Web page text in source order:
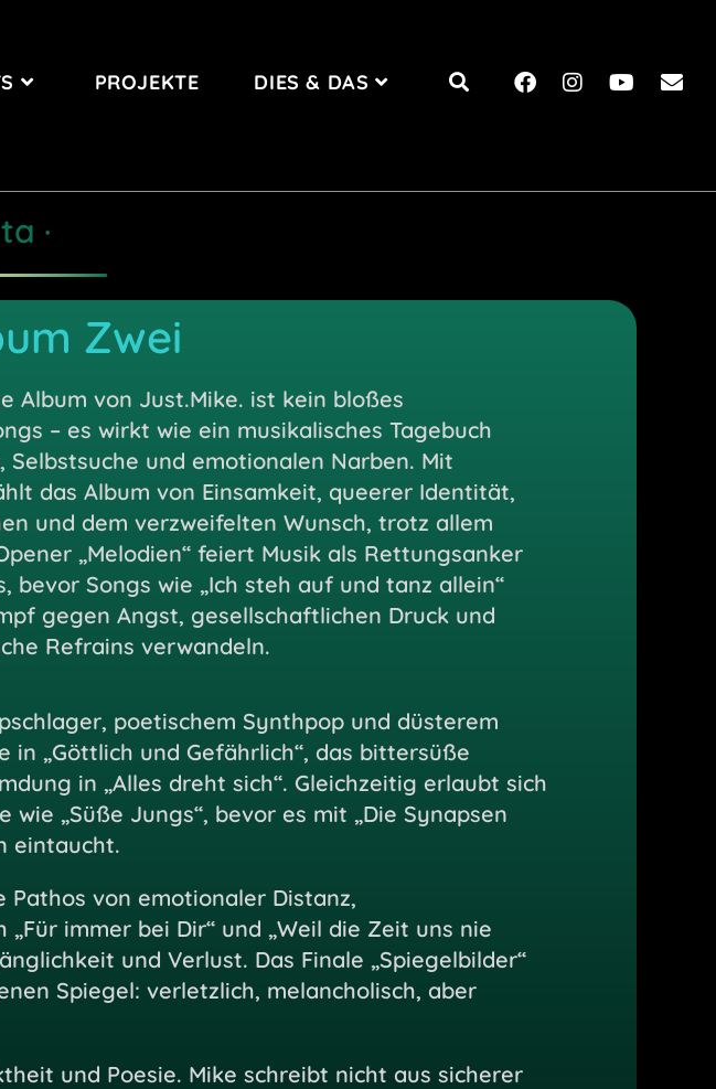
PROJEKTE DIES & DAS
·
Zwei
Album von Just.Mike. ist kein bloßes
– es wirkt wie ein musikalisches Tagebuch
und emotionalen Narben. Mit
das Album von Einsamkeit, queerer Identität,
und dem verzweifelten Wunsch, trotz allem
„Melodien“ feiert Musik als Rettungsanker
bevor Songs wie „Ich steh auf und tanz allein“
gegen Angst, gesellschaftlichen Druck und
Refrains verwandeln.
poetischem Synthpop und düsterem
in „Göttlich und Gefährlich“, das bittersüße
in „Alles dreht sich“. Gleichzeitig erlaubt sich
„Süße Jungs“, bevor es mit „Die Synapsen
eintaucht.
Pathos von emotionaler Distanz,
immer bei Dir“ und „Weil die Zeit uns nie
und Verlust. Das Finale „Spiegelbilder“
Spiegel: verletzlich, melancholisch, aber
und Poesie. Mike schreibt nicht aus sicherer